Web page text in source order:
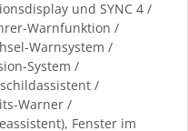
und SYNC 4 /
Warnfunktion /
Warnsystem /
System /
/
Warner /
Fenster im